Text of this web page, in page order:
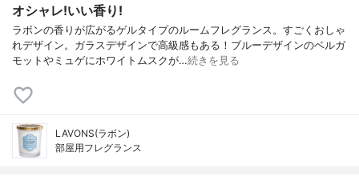
オシャレ!いい香り!
ラボンの香りが広がるゲルタイプのルームフレグランス。すごくおしゃ
れデザイン。ガラスデザインで高級感もある！ブルーデザインのベルガ
モットやミュゲにホワイトムスクが…続きを見る
LAVONS(ラボン)
部屋用フレグランス